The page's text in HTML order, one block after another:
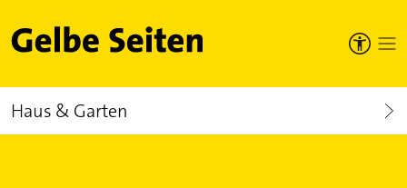
Gelbe Seiten
Haus & Garten